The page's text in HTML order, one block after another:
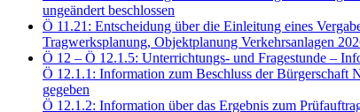
ungeändert beschlossen
Ö 11.21: Entscheidung über die Einleitung eines
Tragwerksplanung, Objektplanung Verkehrsanlagen
Ö 12 – Ö 12.1.5: Unterrichtungs- und Fragestunde –
Ö 12.1.1: Information zum Beschluss der Bürgerschaft
gegeben
Ö 12.1.2: Information über das Ergebnis zum